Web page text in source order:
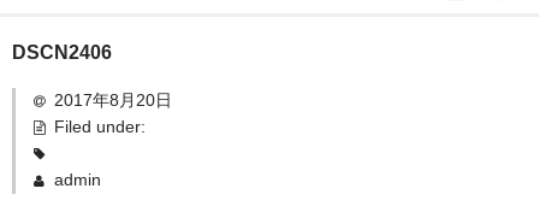
HOME
在庫処分セール
全取扱商品
DSCN2406
2017年8月20日
Filed under:
admin